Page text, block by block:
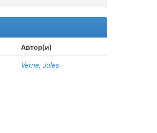
Автор(и)
Verne, Jules